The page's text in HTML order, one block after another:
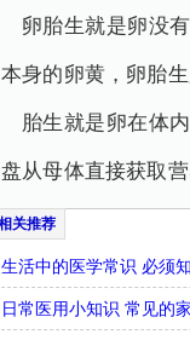
卵胎生就是卵没
本身的卵黄，卵胎
胎生就是卵在体
盘从母体直接获取
生活中的医学常识 必须
日常医用小知识 常见的